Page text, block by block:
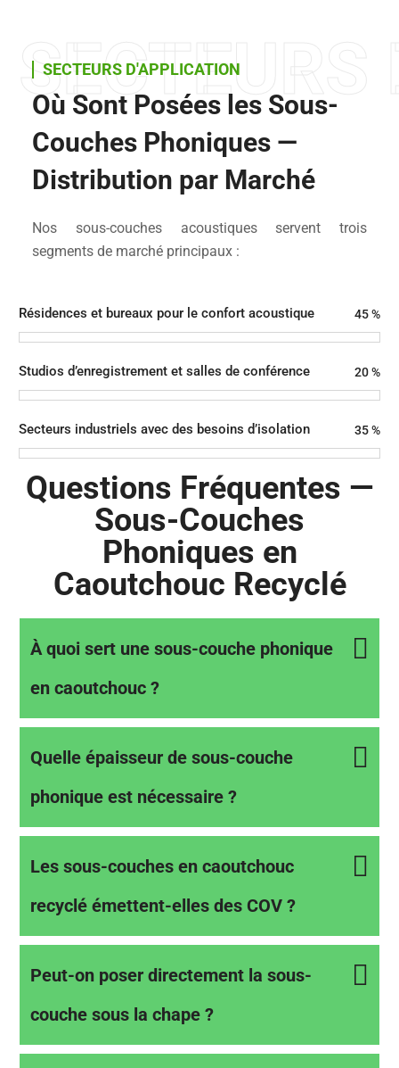
SECTEURS D'APPLICATION
Où Sont Posées les Sous-
Couches Phoniques —
Distribution par Marché
Nos sous-couches acoustiques servent trois
segments de marché principaux :
Résidences et bureaux pour le confort acoustique 45%
Studios d’enregistrement et salles de conférence 20%
Secteurs industriels avec des besoins d’isolation 35%
Questions Fréquentes —
Sous-Couches
Phoniques en
Caoutchouc Recyclé
À quoi sert une sous-couche phonique
en caoutchouc ?
Quelle épaisseur de sous-couche
phonique est nécessaire ?
Les sous-couches en caoutchouc
recyclé émettent-elles des COV ?
Peut-on poser directement la sous-
couche sous la chape ?